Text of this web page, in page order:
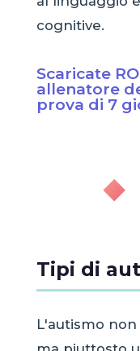
cognitive.
Scaricate
allenatore
prova di 7
Tipi di
L'autismo